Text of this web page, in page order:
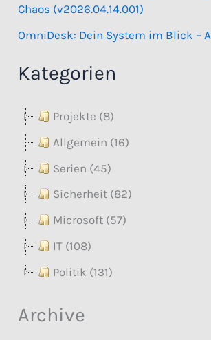
Chaos (v2026.04.14.001)
OmniDesk: Dein System im Blick –
Kategorien
Projekte (8)
Allgemein (16)
Serien (45)
Sicherheit (82)
Microsoft (57)
IT (108)
Politik (131)
Archive